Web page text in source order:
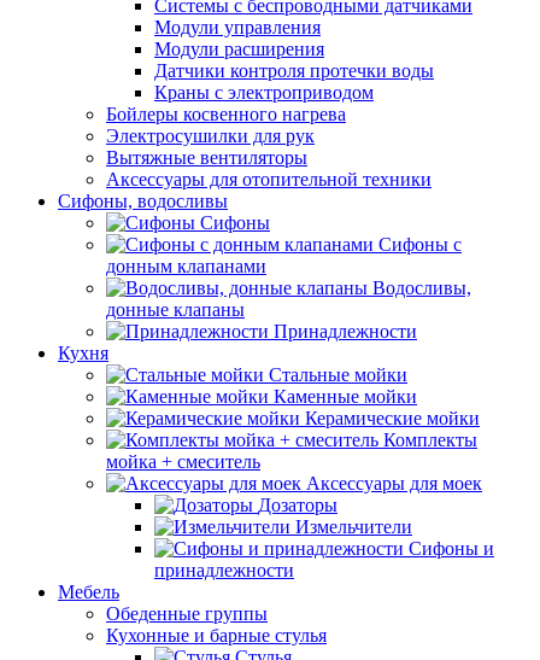
Системы с беспроводными датчиками
Модули управления
Модули расширения
Датчики контроля протечки воды
Краны с электроприводом
Бойлеры косвенного нагрева
Электросушилки для рук
Вытяжные вентиляторы
Аксессуары для отопительной техники
Сифоны, водосливы
Сифоны
Сифоны с
донным клапанами
Водосливы,
донные клапаны
Принадлежности
Кухня
Стальные мойки
Каменные мойки
Керамические мойки
Комплекты
мойка + смеситель
Аксессуары для моек
Дозаторы
Измельчители
Сифоны и
принадлежности
Мебель
Обеденные группы
Кухонные и барные стулья